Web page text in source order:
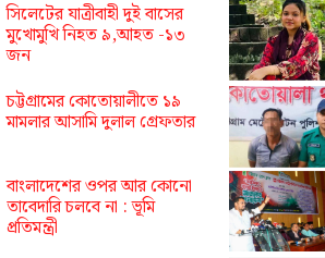
সিলেটের যাত্রীবাহী দুই বাসের
মুখোমুখি নিহত ৯,আহত -১৩
জন
চট্টগ্রামের কোতোয়ালীতে ১৯
মামলার আসামি দুলাল গ্রেফতার
বাংলাদেশের ওপর আর কোনো
তাবেদারি চলবে না : ভূমি
প্রতিমন্ত্রী